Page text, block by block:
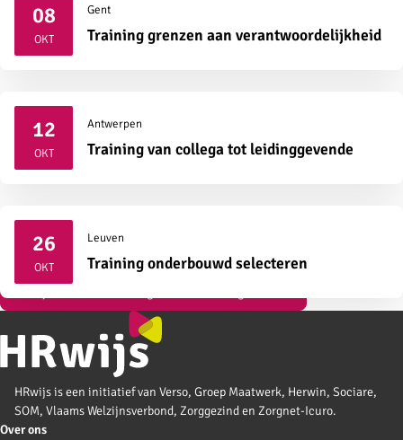
08
OKT2026
Gent
Training grenzen aan verantwoordelijkheid
12
OKT2026
Antwerpen
Training van collega tot leidinggevende
26
OKT2026
Leuven
Training onderbouwd selecteren
HRwijs is een initiatief van Verso, Groep Maatwerk, Herwin, Sociare,
SOM, Vlaams Welzijnsverbond, Zorggezind en Zorgnet-Icuro.
Over ons